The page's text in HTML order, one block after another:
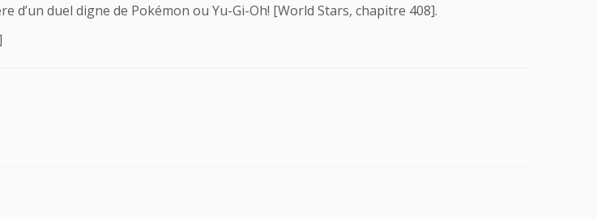
d’un duel digne de Pokémon ou Yu-Gi-Oh! [World Stars, chapitre 408].